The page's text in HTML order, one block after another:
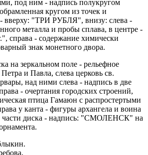
под ним - надпись полукругом
кругом из точек и
вверху: "ТРИ РУБЛЯ", внизу: слева -
металла и пробы сплава, в центре -
справа - содержание химически
знак монетного двора.
на зеркальном поле - рельефное
и Павла, слева церковь св.
над ними слева - надпись в две
- очертания городских строений,
птица Гамаюн с распростертыми
у канта - фигуры архангела и воина
части диска - надпись: "СМОЛЕНСК" на